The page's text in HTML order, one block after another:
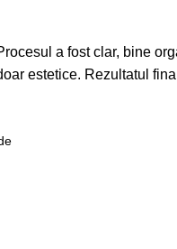
a fost clar, bine
estetice. Rezultatul